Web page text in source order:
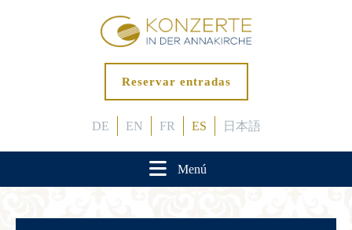
Reservar entradas
DE EN FR ES 日本語
Menú